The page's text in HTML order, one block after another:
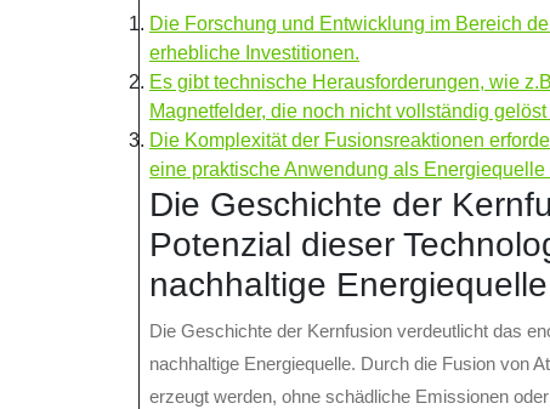
Die Forschung und Entwicklung im Bereich
erhebliche Investitionen.
Es gibt technische Herausforderungen, wie
Magnetfelder, die noch nicht vollständig gelöst
Die Komplexität der Fusionsreaktionen
eine praktische Anwendung als Energiequelle
Die Geschichte der
Potenzial dieser
nachhaltige
Die Geschichte der Kernfusion verdeutlicht das
nachhaltige Energiequelle. Durch die Fusion von
erzeugt werden, ohne schädliche Emissionen